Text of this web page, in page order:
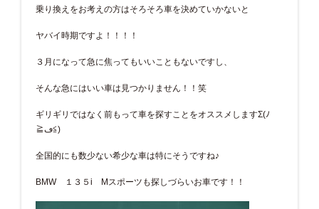
乗り換えをお考えの方はそろそろ車を決めていかないと
ヤバイ時期ですよ！！！！
３月になって急に焦ってもいいこともないですし、
そんな急にはいい車は見つかりません！！笑
ギリギリではなく前もって車を探すことをオススメしますΣ(ﾉ
≧ڡ≦)
全国的にも数少ない希少な車は特にそうですね♪
BMW １３５i Mスポーツも探しづらいお車です！！